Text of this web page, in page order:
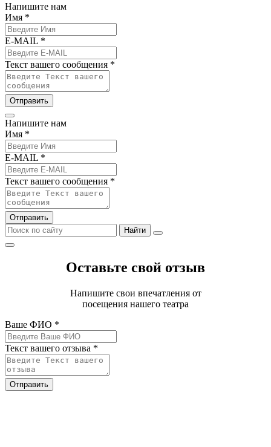
Напишите нам
Имя *
E-MAIL *
Текст вашего сообщения *
Отправить
Напишите нам
Имя *
E-MAIL *
Текст вашего сообщения *
Отправить
Найти
Оставьте свой отзыв
Напишите свои впечатления от
посещения нашего театра
Ваше ФИО *
Текст вашего отзыва *
Отправить